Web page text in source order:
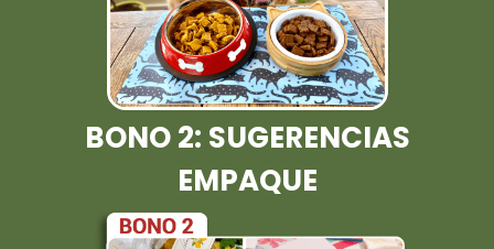
BONO 2: SUGERENCIAS
EMPAQUE